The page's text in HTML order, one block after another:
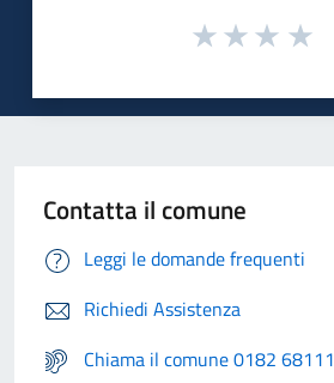
Contatta il comune
Leggi le domande frequenti
Richiedi Assistenza
Chiama il comune 0182 68111